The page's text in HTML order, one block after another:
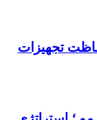
تجهیزات